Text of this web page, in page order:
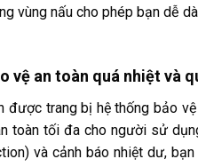
vùng nấu cho phép bạn dễ
vệ an toàn quá nhiệt và
được trang bị hệ thống bảo
toàn tối đa cho người sử
và cảnh báo nhiệt dư,